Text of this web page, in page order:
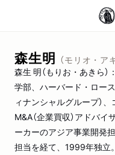
森生明 （モリオ・ア
森生 明（もりお・あきら
学部、ハーバード・ロー
ィナンシャルグループ）
M&A（企業買収）アドバ
ーカーのアジア事業開発
担当を経て、1999年独立